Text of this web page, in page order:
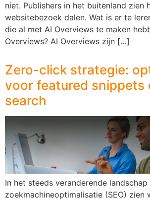
niet. Publishers in het buitenland zien
websitebezoek dalen. Wat is er te
die al met AI Overviews te maken
Overviews? AI Overviews zijn […]
Zero-click strategie:
voor featured snippets
search
In het steeds veranderende landschap
zoekmachineoptimalisatie (SEO) zien